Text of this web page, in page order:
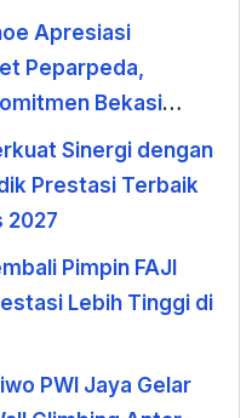
Apresiasi
Peparpeda,
Bekasi
Disabilitas
Sinergi dengan
Prestasi Terbaik
2027
Pimpin FAJI
Lebih Tinggi di
PWI Jaya Gelar